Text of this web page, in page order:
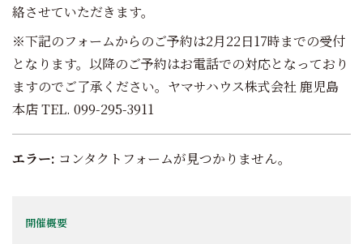
絡させていただきます。
※下記のフォームからのご予約は2月22日17時までの受付
となります。以降のご予約はお電話での対応となっており
ますのでご了承ください。ヤマサハウス株式会社 鹿児島
本店 TEL. 099-295-3911
エラー: コンタクトフォームが見つかりません。
開催概要